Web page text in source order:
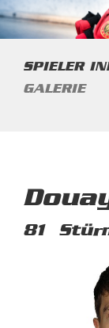
SPIELER
GALERIE
81